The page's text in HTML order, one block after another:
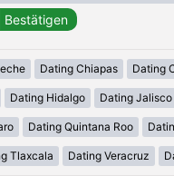
Dating Chiapas Dating
Dating Hidalgo Dating Jalisco
Dating Quintana Roo
Tlaxcala Dating Veracruz